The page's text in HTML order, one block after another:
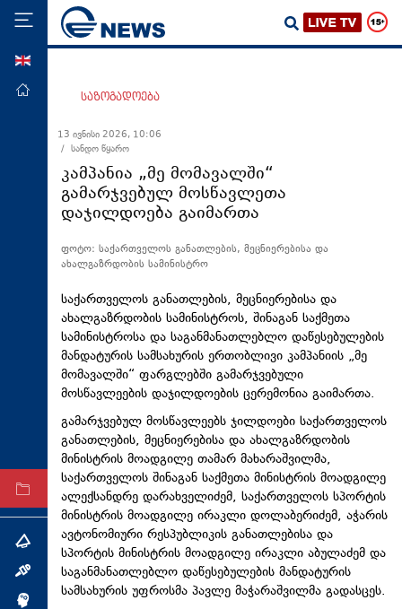
მთავარი
ეკონომიკა
მსოფლიო
ჯანდაცვა
სამართალი
თავდაცვა
კულტურა
სპორტი
ტექნოლოგიები
ტაბლოიდი
ინტერვიუ
საზოგადოება
13 ივნისი 2026, 10:06
/ სანდო წყარო
კამპანია „მე მომავალში“
გამარჯვებულ მოსწავლეთა
დაჯილდოება გაიმართა
ფოტო: საქართველოს განათლების, მეცნიერებისა და
ახალგაზრდობის სამინისტრო
საქართველოს განათლების, მეცნიერებისა და
ახალგაზრდობის სამინისტროს, შინაგან საქმეთა
სამინისტროსა და საგანმანათლებლო დაწესებულების
მანდატურის სამსახურის ერთობლივი კამპანიის „მე
მომავალში“ ფარგლებში გამარჯვებული
მოსწავლეების დაჯილდოების ცერემონია გაიმართა.
გამარჯვებულ მოსწავლეებს ჯილდოები საქართველოს
განათლების, მეცნიერებისა და ახალგაზრდობის
მინისტრის მოადგილე თამარ მახარაშვილმა,
საქართველოს შინაგან საქმეთა მინისტრის მოადგილე
ალექსანდრე დარახველიძემ, საქართველოს სპორტის
მინისტრის მოადგილე ირაკლი დოლაბერიძემ, აჭარის
ავტონომიური რესპუბლიკის განათლებისა და
სპორტის მინისტრის მოადგილე ირაკლი აბულაძემ და
საგანმანათლებლო დაწესებულების მანდატურის
სამსახურის უფროსმა პავლე მაჭარაშვილმა გადასცეს.